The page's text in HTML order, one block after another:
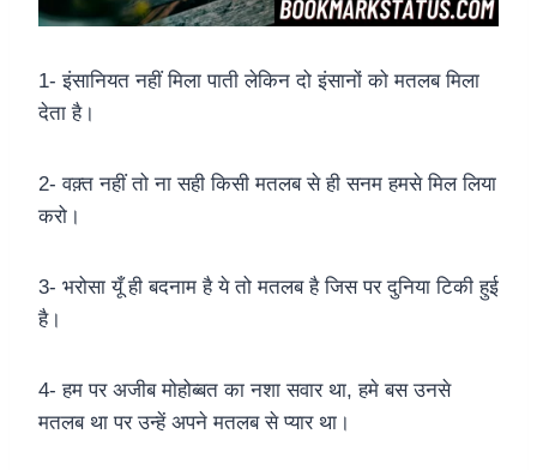
1- इंसानियत नहीं मिला पाती लेकिन दो इंसानों को मतलब मिला
देता है।
2- वक़्त नहीं तो ना सही किसी मतलब से ही सनम हमसे मिल लिया
करो।
3- भरोसा यूँ ही बदनाम है ये तो मतलब है जिस पर दुनिया टिकी हुई
है।
4- हम पर अजीब मोहोब्बत का नशा सवार था, हमे बस उनसे
मतलब था पर उन्हें अपने मतलब से प्यार था।